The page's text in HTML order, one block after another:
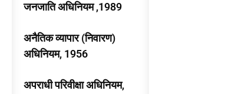
जनजाति अधिनियम ,1989
अनैतिक व्यापार (निवारण)
अधिनियम, 1956
अपराधी परिवीक्षा अधिनियम,